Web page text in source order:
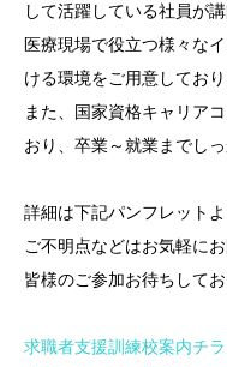
して活躍している社員が
医療現場で役立つ様々な
ける環境をご用意しており
また、国家資格キャリア
おり、卒業～就業までし
詳細は下記パンフレット
ご不明点などはお気軽に
皆様のご参加お待ちしてお
求職者支援訓練校案内チラ